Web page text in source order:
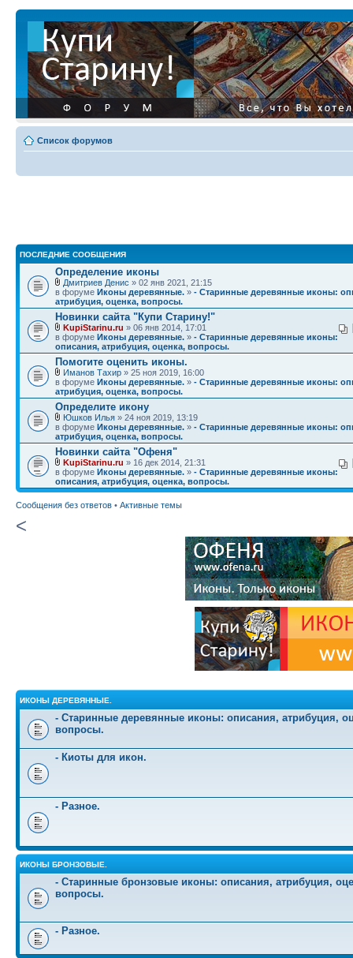
Список форумов
ПОСЛЕДНИЕ СООБЩЕНИЯ
Определение иконы
Дмитриев Денис » 02 янв 2021, 21:15
в форуме Иконы деревянные. » - Старинные деревянные иконы:
атрибуция, оценка, вопросы.
Новинки сайта "Купи Старину!"
KupiStarinu.ru » 06 янв 2014, 17:01
в форуме Иконы деревянные. » - Старинные деревянные иконы:
описания, атрибуция, оценка, вопросы.
Помогите оценить иконы.
Иманов Тахир » 25 ноя 2019, 16:00
в форуме Иконы деревянные. » - Старинные деревянные иконы:
атрибуция, оценка, вопросы.
Определите икону
Юшков Илья » 24 ноя 2019, 13:19
в форуме Иконы деревянные. » - Старинные деревянные иконы:
атрибуция, оценка, вопросы.
Новинки сайта "Офеня"
KupiStarinu.ru » 16 дек 2014, 21:31
в форуме Иконы деревянные. » - Старинные деревянные иконы:
описания, атрибуция, оценка, вопросы.
Сообщения без ответов • Активные темы
<
ИКОНЫ ДЕРЕВЯННЫЕ.
- Старинные деревянные иконы: описания, атрибуция,
вопросы.
- Киоты для икон.
- Разное.
ИКОНЫ БРОНЗОВЫЕ.
- Старинные бронзовые иконы: описания, атрибуция,
вопросы.
- Разное.